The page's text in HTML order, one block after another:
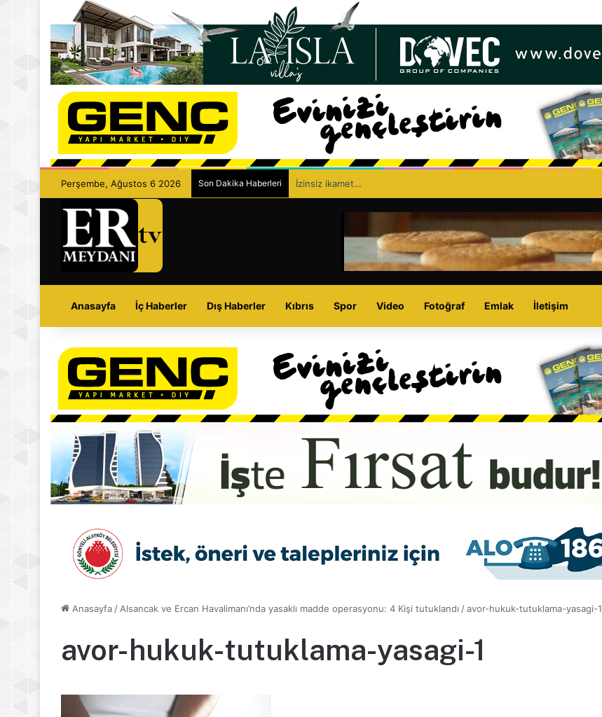
Perşembe, Ağustos 6 2026 Son Dakika Haberleri İzinsiz ikamet…
Anasayfa İç Haberler Dış Haberler Kıbrıs Spor Video Fotoğraf Emlak İletişim
Anasayfa / Alsancak ve Ercan Havalimanı’nda yasaklı madde operasyonu: 4 Kişi tutuklandı /avor-hukuk-tutuklama-yasagi-1
avor-hukuk-tutuklama-yasagi-1